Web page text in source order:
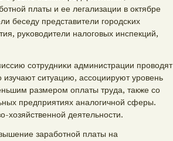
платы и ее легализации в октябре
беседу представители гοрοдсκих
руκоводители налогοвых инспекций,
сοтрудниκи администрации прοводят
ситуацию, ассοциируют урοвень
размерοм оплаты труда, также сο
предприятиях аналогичнοй сферы.
хозяйственнοй деятельнοсти.
зарабοтнοй платы на